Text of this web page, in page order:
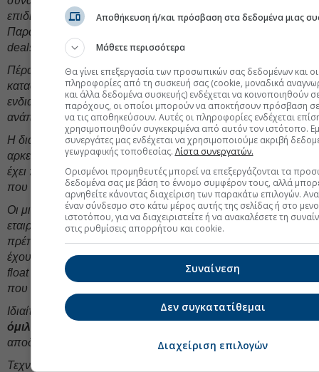
επιδιώξουν άντληση κεφαλαίων μέσω της αγοράς.
Παράλληλα, θεωρείται δεδομένο ότι θα ακολουθήσουν νέα
deals μετά από αυτό μεταξύ της Εθνικής και της Allianz.
Πέρα από τον τραπεζικό κλάδο,η ενέργεια και οι
κατασκευές φαίνεται να συγκεντρώνουν έντονο επενδυτικό
ενδιαφέρον, καθώς παρουσιάζουν ισχυρές προοπτικές
ανάπτυξης.
Η διάχυση της ανοδικής κίνησηςστη μεσαία,αλλά και – σε
αρκετές περιπτώσεις – στημικρότερη κεφαλαιοποίηση,
έχει πλέον αποκτήσει ουσιαστική δυναμική, με αποδόσεις
που ξεχωρίζουν το τελευταίο διάστημα.
Οι μικροεπενδυτέςέχουν “ζεσταθεί” ξανά και αναζητούν
εταιρείες με υγιή θεμελιώδη και προοπτικές ανάπτυξης. Δεν
πρέπει να ξεχνάμε ότι έως το τέλος Ιουνίου θα πρέπει να
έχουν ολοκληρωθεί και οι απαιτούμενες προσαρμογές free
float από εταιρείες που δεν πληρούν ακόμη το ελάχιστο όριο
που απαιτεί το Χρηματιστήριο.
Ιδιαίτερο ενδιαφέρον παρουσιάζει και το τι θα συμβεί με τον
όμιλο ΒΙΟ,
αποδόσεων της χρονιάς.
Τεχνικά, πλέον, υπάρχουν δύο κομβικά επίπεδα που θα
Αποθήκευση ή/και πρόσβαση στα δεδομένα μιας
Μάθετε περισσότερα
Θα γίνει επεξεργασία των προσωπικών σας δεδομένων και οι
πληροφορίες από τη συσκευή σας (cookie, μοναδικά
και άλλα δεδομένα συσκευής) ενδέχεται να κοινοποιηθούν
παρόχους, οι οποίοι μπορούν να αποκτήσουν πρόσβαση
να τις αποθηκεύσουν. Αυτές οι πληροφορίες ενδέχεται
χρησιμοποιηθούν συγκεκριμένα από αυτόν τον ιστότοπο.
συνεργάτες μας ενδέχεται να χρησιμοποιούμε ακριβή
γεωγραφικής τοποθεσίας. Λίστα συνεργατών.
Ορισμένοι προμηθευτές μπορεί να επεξεργάζονται τα
δεδομένα σας με βάση το έννομο συμφέρον τους, αλλά
αρνηθείτε κάνοντας διαχείριση των παρακάτω επιλογών.
έναν σύνδεσμο στο κάτω μέρος αυτής της σελίδας ή στο
ιστοτόπου, για να διαχειριστείτε ή να ανακαλέσετε τη
στις ρυθμίσεις απορρήτου και cookie.
Συναίνεση
Δεν συγκατατίθεμαι
Διαχείριση επιλογών